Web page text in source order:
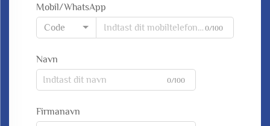
Mobil/WhatsApp
Code
0/100
Navn
0/100
Firmanavn